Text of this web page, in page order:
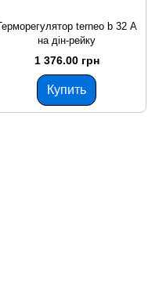
terneo b 32 А
на дін-рейку
1 376.00 грн
Купить